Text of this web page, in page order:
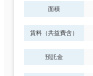
面積
賃料（共益費含）
預託金